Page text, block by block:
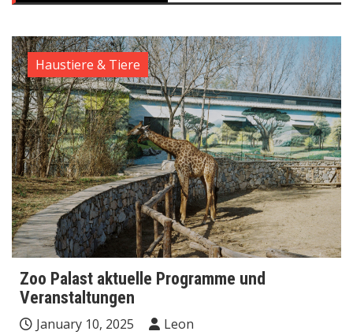
Haustiere & Tiere
Zoo Palast aktuelle Programme und
Veranstaltungen
January 10, 2025
Leon